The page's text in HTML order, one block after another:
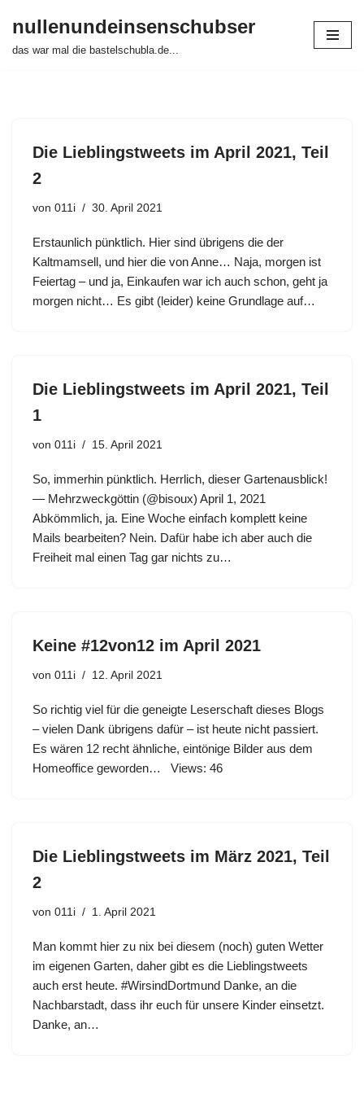
Zum
nullenundeinsenschubser
das war mal die bastelschubla.de...
Die Lieblingstweets im April 2021, Teil
2
von 011i 30. April 2021
Erstaunlich pünktlich. Hier sind übrigens die der
Kaltmamsell, und hier die von Anne… Naja, morgen ist
Feiertag – und ja, Einkaufen war ich auch schon, geht ja
morgen nicht… Es gibt (leider) keine Grundlage auf…
Die Lieblingstweets im April 2021, Teil
1
von 011i 15. April 2021
So, immerhin pünktlich. Herrlich, dieser Gartenausblick!
— Mehrzweckgöttin (@bisoux) April 1, 2021
Abkömmlich, ja. Eine Woche einfach komplett keine
Mails bearbeiten? Nein. Dafür habe ich aber auch die
Freiheit mal einen Tag gar nichts zu…
Keine #12von12 im April 2021
von 011i 12. April 2021
So richtig viel für die geneigte Leserschaft dieses Blogs
– vielen Dank übrigens dafür – ist heute nicht passiert.
Es wären 12 recht ähnliche, eintönige Bilder aus dem
Homeoffice geworden… Views: 46
Die Lieblingstweets im März 2021, Teil
2
von 011i 1. April 2021
Man kommt hier zu nix bei diesem (noch) guten Wetter
im eigenen Garten, daher gibt es die Lieblingstweets
auch erst heute. #WirsindDortmund Danke, an die
Nachbarstadt, dass ihr euch für unsere Kinder einsetzt.
Danke, an…